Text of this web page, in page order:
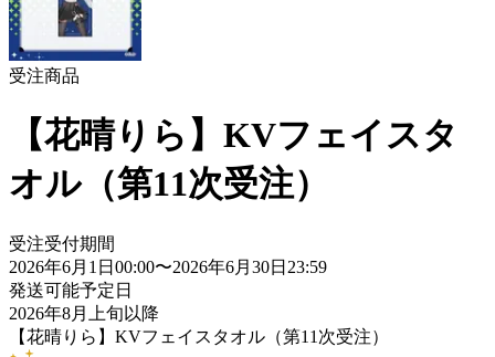
受注商品
【花晴りら】KVフェイスタ
オル（第11次受注）
受注受付期間
2026年6月1日00:00〜2026年6月30日23:59
発送可能予定日
2026年8月上旬以降
【花晴りら】KVフェイスタオル（第11次受注）